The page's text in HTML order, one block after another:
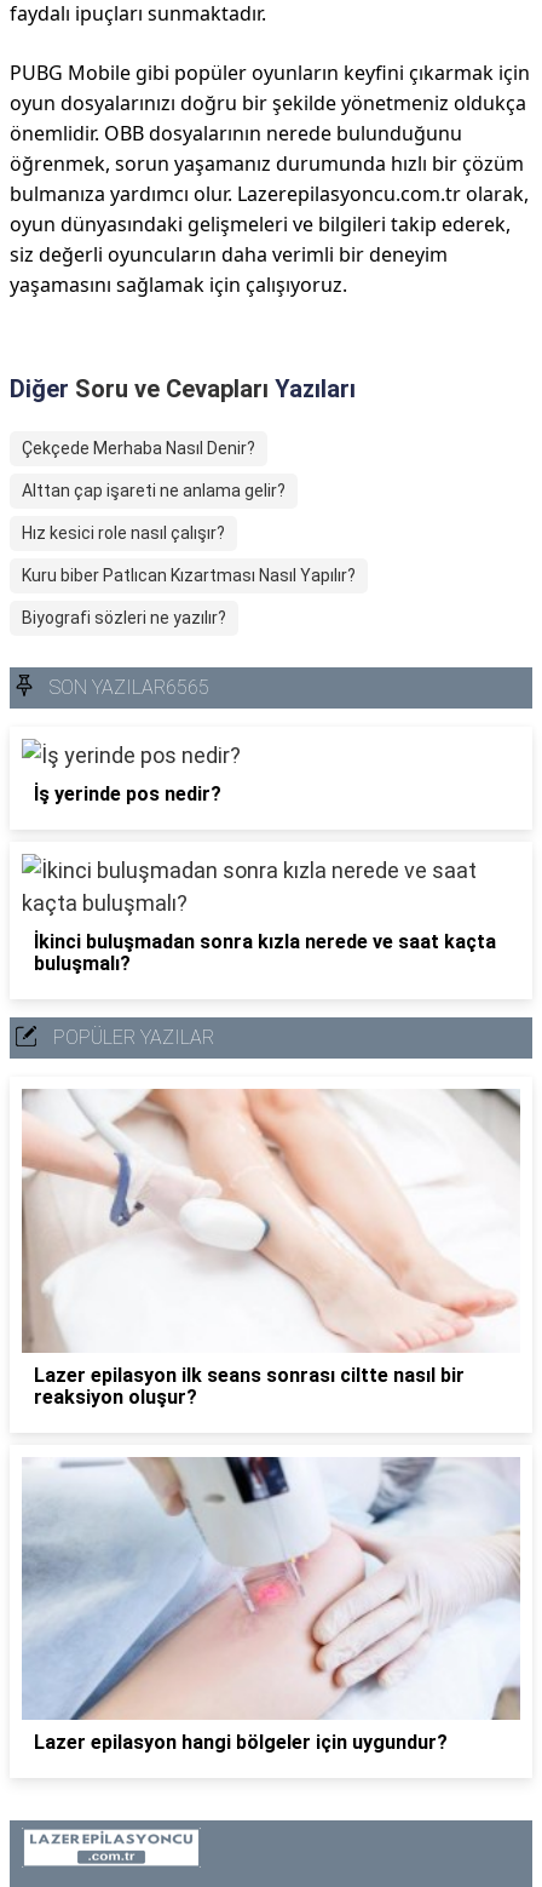
faydalı ipuçları sunmaktadır.
PUBG Mobile gibi popüler oyunların keyfini çıkarmak için
oyun dosyalarınızı doğru bir şekilde yönetmeniz oldukça
önemlidir. OBB dosyalarının nerede bulunduğunu
öğrenmek, sorun yaşamanız durumunda hızlı bir çözüm
bulmanıza yardımcı olur. Lazerepilasyoncu.com.tr olarak,
oyun dünyasındaki gelişmeleri ve bilgileri takip ederek,
siz değerli oyuncuların daha verimli bir deneyim
yaşamasını sağlamak için çalışıyoruz.
Diğer Soru ve Cevapları Yazıları
Çekçede Merhaba Nasıl Denir?
Alttan çap işareti ne anlama gelir?
Hız kesici role nasıl çalışır?
Kuru biber Patlıcan Kızartması Nasıl Yapılır?
Biyografi sözleri ne yazılır?
SON YAZILAR6565
İş yerinde pos nedir?
İkinci buluşmadan sonra kızla nerede ve saat kaçta
buluşmalı?
POPÜLER YAZILAR
Lazer epilasyon ilk seans sonrası ciltte nasıl bir
reaksiyon oluşur?
Lazer epilasyon hangi bölgeler için uygundur?